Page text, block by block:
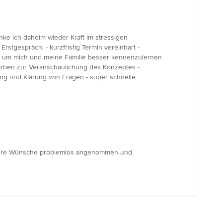
ich daheim wieder Kraft im stressigen
- kurzfristig Termin vereinbart -
mich und meine Familie besser kennenzulernen
zur Veranschaulichung des Konzeptes -
und Klärung von Fragen - super schnelle
Wünsche problemlos angenommen und